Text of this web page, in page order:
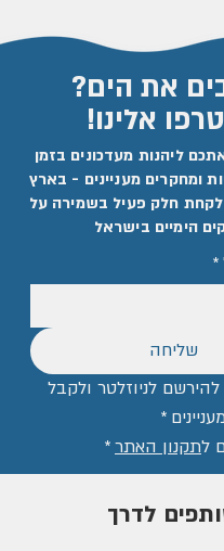
את הים?
אלינו!
ליהנות מעדכונים בזמן
ומחקרים מעניינים - בארץ
לקחת חלק פעיל בשמירה על
הימיים בישראל
*
שליחה
*
לתקנון האתר*
לדרך